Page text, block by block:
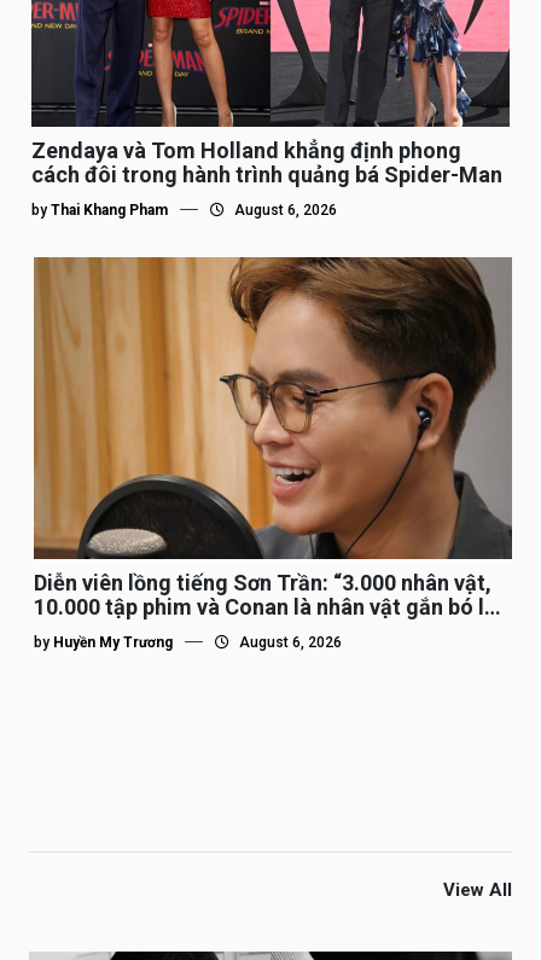
Zendaya và Tom Holland khẳng định phong
cách đôi trong hành trình quảng bá Spider-Man
by Thai Khang Pham August 6, 2026
Diễn viên lồng tiếng Sơn Trần: “3.000 nhân vật,
10.000 tập phim và Conan là nhân vật gắn bó lâu
nhất”
by Huyền My Trương August 6, 2026
View All